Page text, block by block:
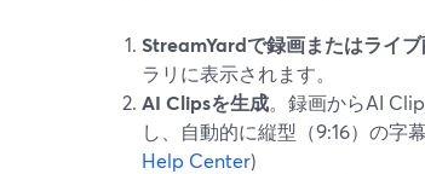
StreamYardで録画またはライ
ラリに表示されます。
AI Clipsを生成。録画からAI
し、自動的に縦型（9:16）の字
Help Center)